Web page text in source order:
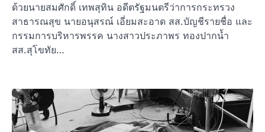
ด้วยนายสมศักดิ์ เทพสุทิน อดีตรัฐมนตรีว่าการกระทรวง
สาธารณสุข นายอนุสรณ์ เอี่ยมสะอาด สส.บัญชีรายชื่อ และ
กรรมการบริหารพรรค นางสาวประภาพร ทองปากน้ำ
สส.สุโขทัย…